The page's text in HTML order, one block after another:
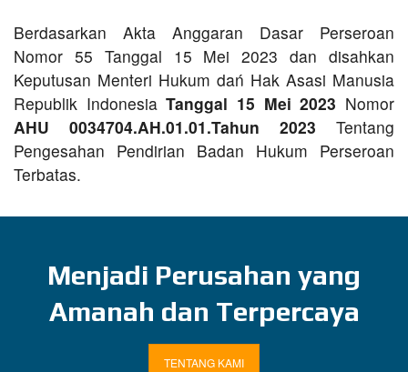
Berdasarkan Akta Anggaran Dasar Perseroan
Nomor 55 Tanggal 15 Mei 2023 dan disahkan
Keputusan Menteri Hukum dań Hak Asasi Manusia
Republik IndonesiaTanggal 15 Mei 2023 Nomor
AHU 0034704.AH.01.01.Tahun 2023 Tentang
Pengesahan Pendirian Badan Hukum Perseroan
Terbatas.
Menjadi Perusahan yang
Amanah dan Terpercaya
TENTANG KAMI